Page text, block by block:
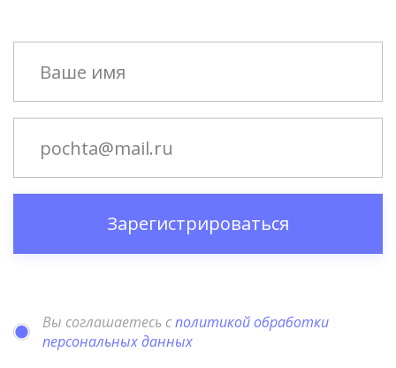
Зарегистрироваться
Вы соглашаетесь сполитикой обработки
персональных данных